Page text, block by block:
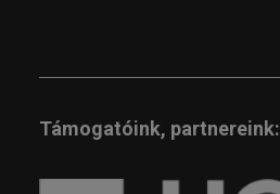
Támogatóink, partnereink: